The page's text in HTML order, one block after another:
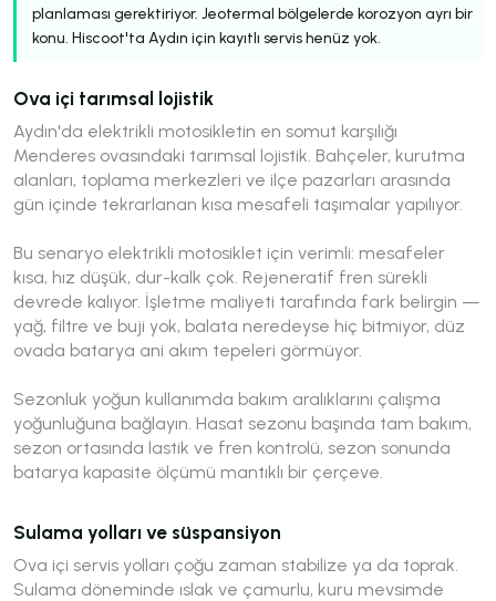
planlaması gerektiriyor. Jeotermal bölgelerde korozyon ayrı bir
konu. Hiscoot'ta Aydın için kayıtlı servis henüz yok.
Ova içi tarımsal lojistik
Aydın'da elektrikli motosikletin en somut karşılığı
Menderes ovasındaki tarımsal lojistik. Bahçeler, kurutma
alanları, toplama merkezleri ve ilçe pazarları arasında
gün içinde tekrarlanan kısa mesafeli taşımalar yapılıyor.
Bu senaryo elektrikli motosiklet için verimli: mesafeler
kısa, hız düşük, dur-kalk çok. Rejeneratif fren sürekli
devrede kalıyor. İşletme maliyeti tarafında fark belirgin —
yağ, filtre ve buji yok, balata neredeyse hiç bitmiyor, düz
ovada batarya ani akım tepeleri görmüyor.
Sezonluk yoğun kullanımda bakım aralıklarını çalışma
yoğunluğuna bağlayın. Hasat sezonu başında tam bakım,
sezon ortasında lastik ve fren kontrolü, sezon sonunda
batarya kapasite ölçümü mantıklı bir çerçeve.
Sulama yolları ve süspansiyon
Ova içi servis yolları çoğu zaman stabilize ya da toprak.
Sulama döneminde ıslak ve çamurlu, kuru mevsimde